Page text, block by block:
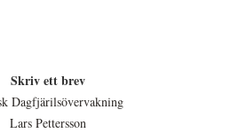
Skriv ett brev
Dagfjärilsövervakning
Lars Pettersson